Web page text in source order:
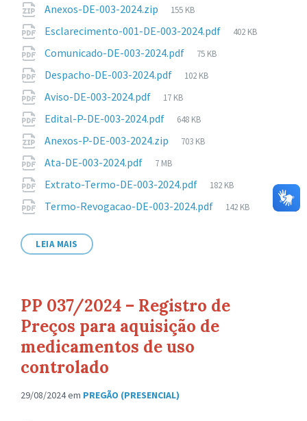
arquivo:
Anexos-DE-003-2024.zip
Tamanho
arquivo:
155 KB
Esclarecimento-001-DE-003-2024.pdf
Tamanho
402 KB
Comunicado-DE-003-2024.pdf
Tamanho
arquivo:
75 KB
Despacho-DE-003-2024.pdf
Tamanho
102 KB
Aviso-DE-003-2024.pdf
Tamanho
arquivo:
17 KB
Edital-P-DE-003-2024.pdf
Tamanho
arquivo:
648 KB
Anexos-P-DE-003-2024.zip
Tamanho
703 KB
Ata-DE-003-2024.pdf
Tamanho
arquivo:
7 MB
Extrato-Termo-DE-003-2024.pdf
Tamanho
arquivo:
182 KB
Termo-Revogacao-DE-003-2024.pdf
Tamanho
142 KB
LEIA MAIS
PP 037/2024 – Registro de
Preços para aquisição de
medicamentos de uso
controlado
29/08/2024em PREGÃO (PRESENCIAL)